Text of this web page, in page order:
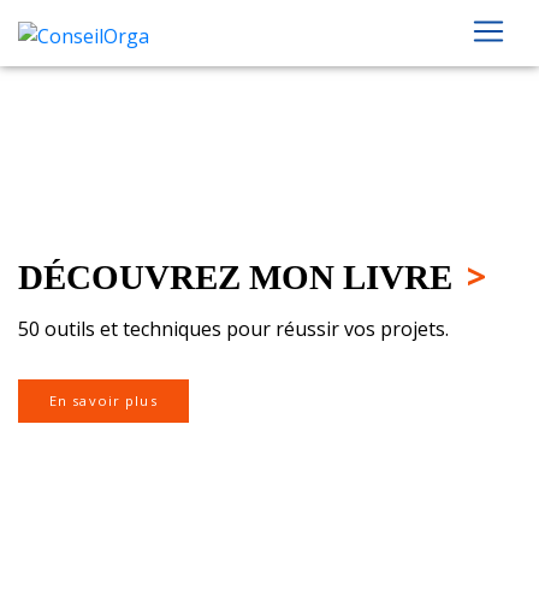
DÉCOUVREZ MON LIVRE >
50 outils et techniques pour réussir vos projets.
En savoir plus